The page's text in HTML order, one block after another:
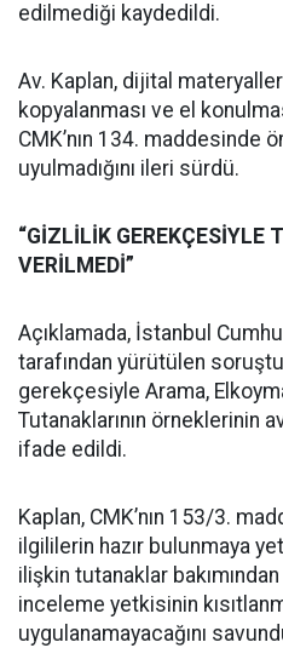
edilmediği kaydedildi.
Av. Kaplan, dijital
kopyalanması ve el
CMK’nın 134. maddesinde
uyulmadığını ileri sürdü.
“GİZLİLİK GEREKÇESİYLE
VERİLMEDİ”
Açıklamada, İstanbul
tarafından yürütülen
gerekçesiyle Arama,
Tutanaklarının örneklerinin
ifade edildi.
Kaplan, CMK’nın 153/3.
ilgililerin hazır bulunmaya
ilişkin tutanaklar
inceleme yetkisinin
uygulanamayacağını